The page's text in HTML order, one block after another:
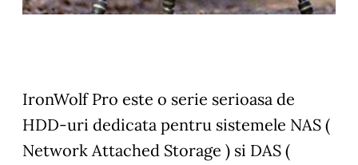
IronWolf Pro este o serie serioasa de
HDD-uri dedicata pentru sistemele NAS (
Network Attached Storage ) si DAS (